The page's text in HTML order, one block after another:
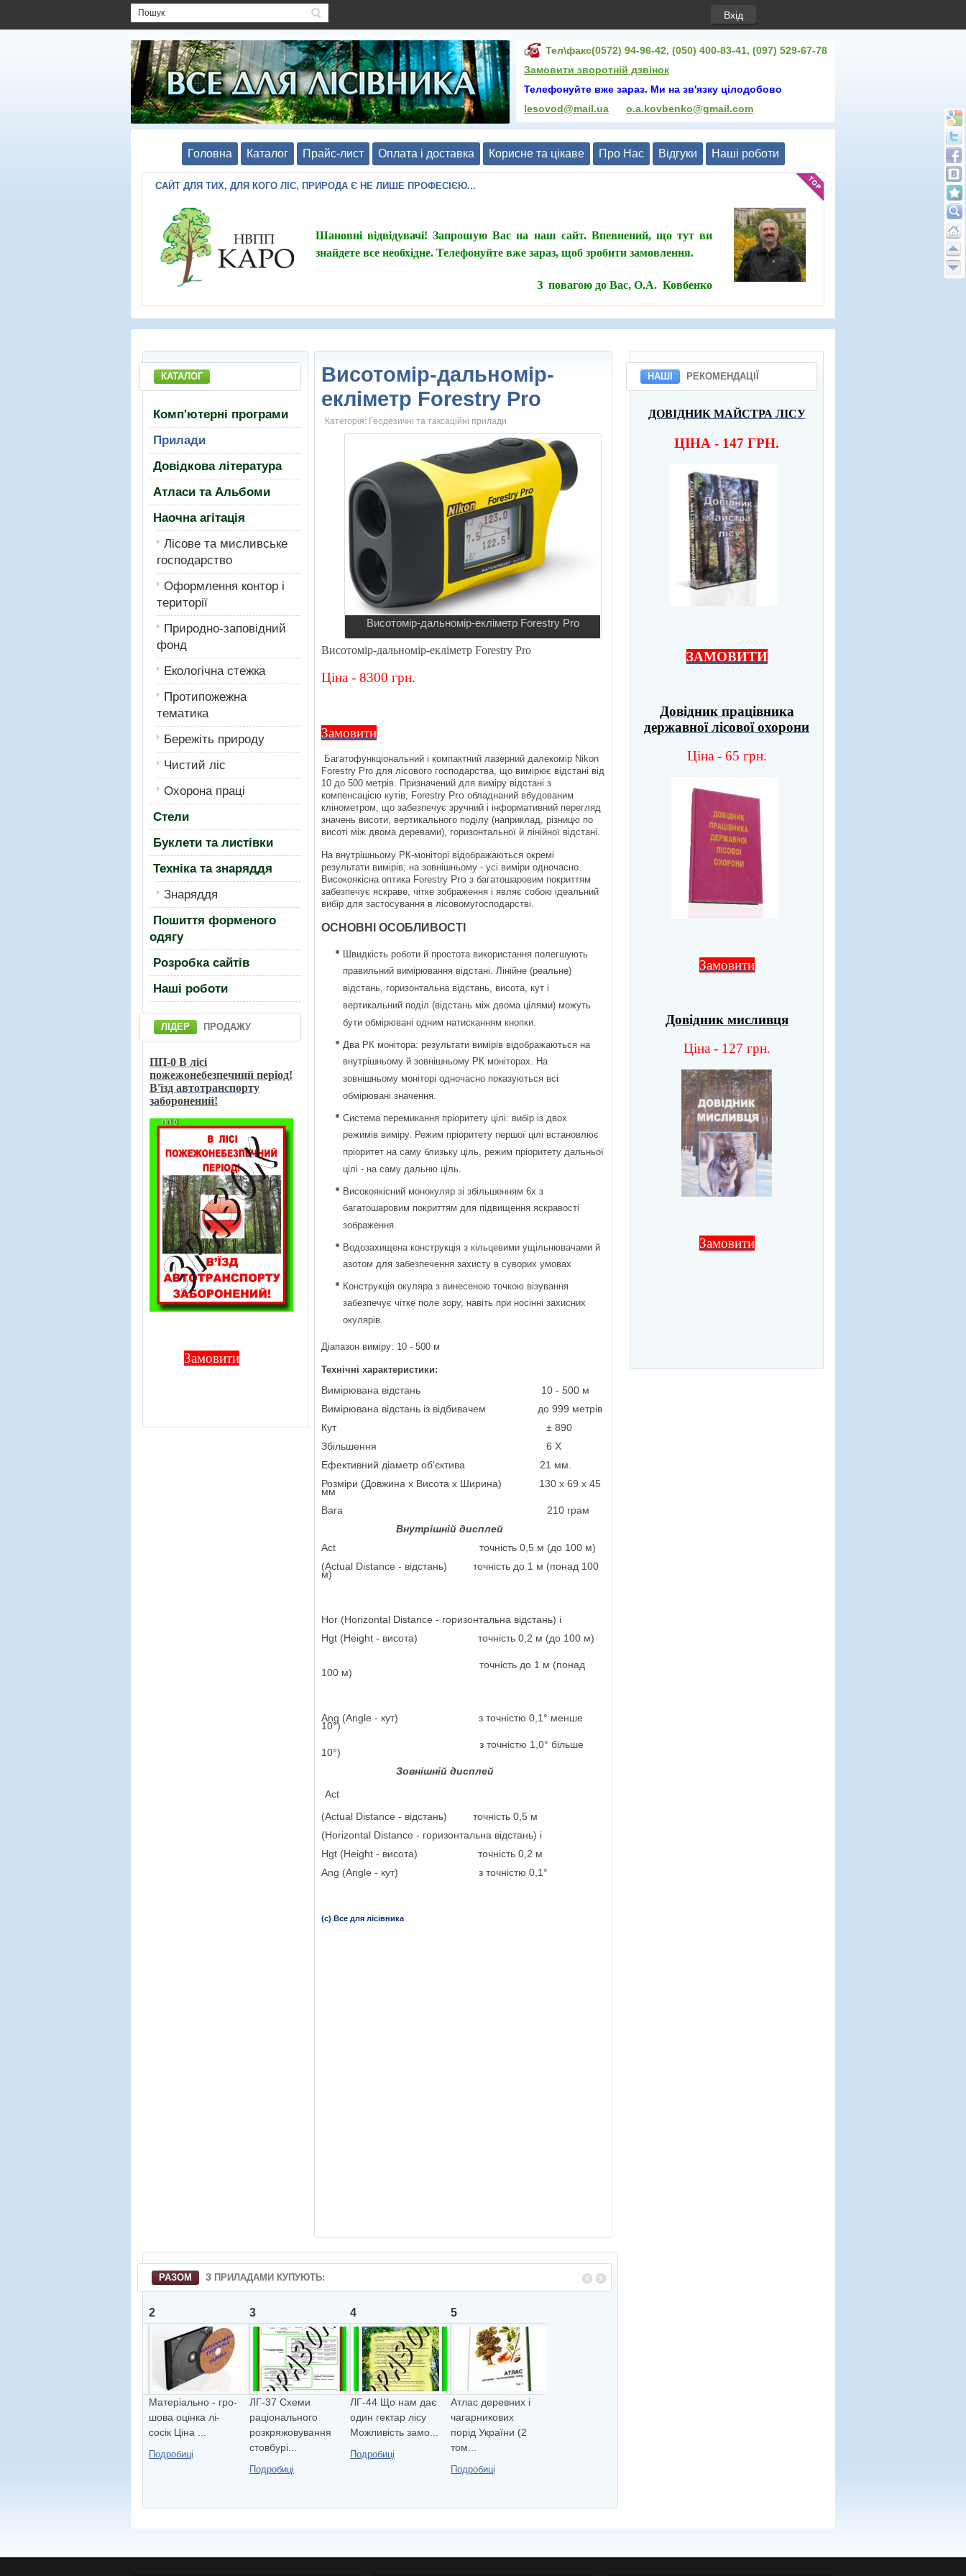
Вхід
Тел\факс(0572) 94-96-42, (050) 400-83-41, (097) 529-67-78
Замовити зворотній дзвінок
Телефонуйте вже зараз. Ми на зв'язку цілодобово
lesovod@mail.ua
o.a.kovbenko@gmail.com
Головна Каталог Прайс-лист Оплата і доставка Корисне та цікаве Про Нас Відгуки Нашi роботи
САЙТ ДЛЯ ТИХ, ДЛЯ КОГО ЛІС, ПРИРОДА Є НЕ ЛИШЕ ПРОФЕСІЄЮ...
Шановні відвідувачі! Запрошую Вас на наш сайт. Впевнений, що тут ви
знайдете все необхідне. Телефонуйте вже зараз, щоб зробити замовлення.
З повагою до Вас, О.А. Ковбенко
Висотомір-дальномір-
екліметр Forestry Pro
Категорія: Геодезичні та таксаційні прилади
Висотомір-дальномір-екліметр Forestry Pro
Висотомір-дальномір-екліметр Forestry Pro
Ціна - 8300 грн.
Замовити
Багатофункціональний і компактний лазерний далекомір Nikon
Forestry Pro для лісового господарства, що вимірює відстані від
10 до 500 метрів. Призначений для виміру відстані з
компенсацією кутів, Forestry Pro обладнаний вбудованим
клінометром, що забезпечує зручний і інформативний перегляд
значень висоти, вертикального поділу (наприклад, різницю по
висоті між двома деревами), горизонтальної й лінійної відстані.
На внутрішньому РК-моніторі відображаються окремі
результати вимірів; на зовнішньому - усі виміри одночасно.
Високоякісна оптика Forestry Pro з багатошаровим покриттям
забезпечує яскраве, чітке зображення і являє собою ідеальний
вибір для застосування в лісовомугосподарстві.
ОСНОВНІ ОСОБЛИВОСТІ
Швидкість роботи й простота використання полегшують
правильний вимірювання відстані. Лінійне (реальне)
відстань, горизонтальна відстань, висота, кут і
вертикальний поділ (відстань між двома цілями) можуть
бути обмірювані одним натисканням кнопки.
Два РК монітора: результати вимірів відображаються на
внутрішньому й зовнішньому РК моніторах. На
зовнішньому моніторі одночасно показуються всі
обмірювані значення.
Система перемикання пріоритету цілі: вибір із двох
режимів виміру. Режим пріоритету першої цілі встановлює
пріоритет на саму близьку ціль, режим пріоритету дальньої
цілі - на саму дальню ціль.
Високоякісний монокуляр зі збільшенням 6x з
багатошаровим покриттям для підвищення яскравості
зображення.
Водозахищена конструкція з кільцевими ущільнювачами й
азотом для забезпечення захисту в суворих умовах
Конструкція окуляра з винесеною точкою візування
забезпечує чітке поле зору, навіть при носінні захисних
окулярів.
Діапазон виміру: 10 - 500 м
Технічні характеристики:
Вимірювана відстань 10 - 500 м
Вимірювана відстань із відбивачем до 999 метрів
Кут± 890
Збільшення6 Х
Ефективний діаметр об'єктива 21 мм.
Розміри (Довжина x Висота x Ширина) 130 x 69 x 45
мм
Вага 210 грам
Внутрішній дисплей
Actточність 0,5 м (до 100 м)
(Actual Distance - відстань)точність до 1 м (понад 100
м)
Hor (Horizontal Distance - горизонтальна відстань) і
Hgt (Height - висота)точність 0,2 м (до 100 м)
точність до 1 м (понад
100 м)
Ang (Angle - кут)з точністю 0,1° менше
10°)
з точністю 1,0° більше
10°)
Зовнішній дисплей
Act
(Actual Distance - відстань)точність 0,5 м
(Horizontal Distance - горизонтальна відстань) і
Hgt (Height - висота)точність 0,2 м
Ang (Angle - кут)з точністю 0,1°
(с) Все для лісівника
КАТАЛОГ
Комп'ютерні програми
Прилади
Довідкова література
Атласи та Альбоми
Наочна агітація
Лiсове та мисливське
господарство
Оформлення контор і
території
Природно-заповідний
фонд
Екологiчна стежка
Протипожежна
тематика
Бережiть природу
Чистий лiс
Охорона працi
Стели
Буклети та листівки
Техніка та знаряддя
Знаряддя
Пошиття форменого
одягу
Розробка сайтів
Нашi роботи
ЛІДЕР ПРОДАЖУ
ПП-0 В лici
пожежонебезпечний перiод!
В'їзд автотранспорту
заборонений!
Замовити
РАЗОМ З ПРИЛАДАМИ КУПУЮТЬ:
2
Матеріально - гро-
шова оцінка лі-
сосік Ціна ...
Подробиці
3
ЛГ-37 Схеми
рацiонального
розкряжовування
стовбурi...
Подробиці
4
ЛГ-44 Що нам дає
один гектар лiсу
Можливiсть замо...
Подробиці
5
Атлас деревних і
чагарникових
порід України (2
том...
Подробиці
НАШІ РЕКОМЕНДАЦІЇ
ДОВІДНИК МАЙСТРА ЛІСУ
ЦІНА - 147 ГРН.
ЗАМОВИТИ
Довідник працівника
державної лісової охорони
Ціна - 65 грн.
Замовити
Довідник мисливця
Ціна - 127 грн.
Замовити